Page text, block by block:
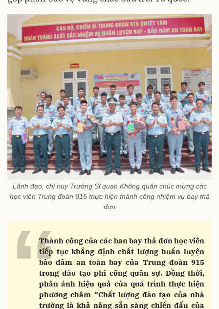
Lãnh đạo, chỉ huy Trường Sĩ quan Không quân chúc mừng các
học viên Trung đoàn 915 thực hiện thành công nhiệm vụ bay thả
đơn
“Thành công của các ban bay thả đơn học viên
tiếp tục khẳng định chất lượng huấn luyện
bảo đảm an toàn bay của Trung đoàn 915
trong đào tạo phi công quân sự. Đồng thời,
phản ánh hiệu quả của quá trình thực hiện
phương châm “Chất lượng đào tạo của nhà
trường là khả năng sẵn sàng chiến đấu của